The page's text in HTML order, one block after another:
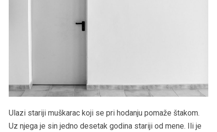
Ulazi stariji muškarac koji se pri hodanju pomaže štakom.
Uz njega je sin jedno desetak godina stariji od mene. Ili je